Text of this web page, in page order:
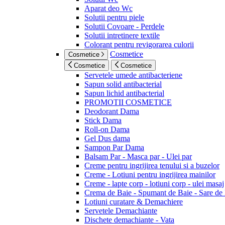
Aparat deo Wc
Solutii pentru piele
Solutii Covoare - Perdele
Solutii intretinere textile
Colorant pentru revigorarea culorii
Cosmetice Cosmetice
Cosmetice Cosmetice
Servetele umede antibacteriene
Sapun solid antibacterial
Sapun lichid antibacterial
PROMOTII COSMETICE
Deodorant Dama
Stick Dama
Roll-on Dama
Gel Dus dama
Sampon Par Dama
Balsam Par - Masca par - Ulei par
Creme pentru ingrijirea tenului si a buzelor
Creme - Lotiuni pentru ingrijirea mainilor
Creme - lapte corp - lotiuni corp - ulei masaj
Crema de Baie - Spumant de Baie - Sare de
Lotiuni curatare & Demachiere
Servetele Demachiante
Dischete demachiante - Vata